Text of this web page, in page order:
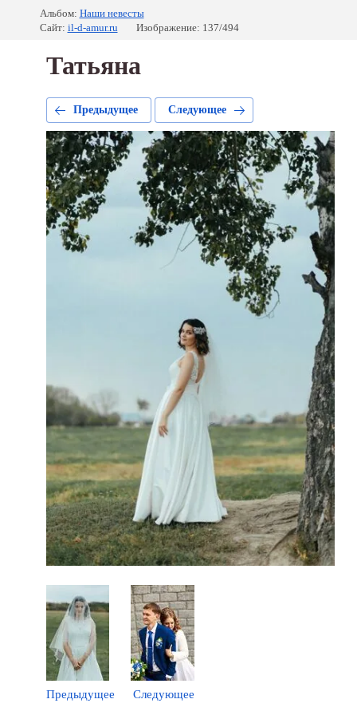
Альбом: Наши невесты
Сайт: il-d-amur.ru Изображение: 137/494
Татьяна
Предыдущее Следующее
Предыдущее Следующее